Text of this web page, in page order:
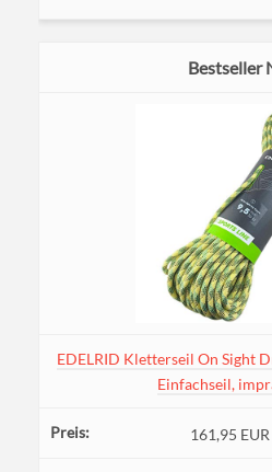
EDELRID Kletterseil On Sight
Einfachseil,
161,95 EUR